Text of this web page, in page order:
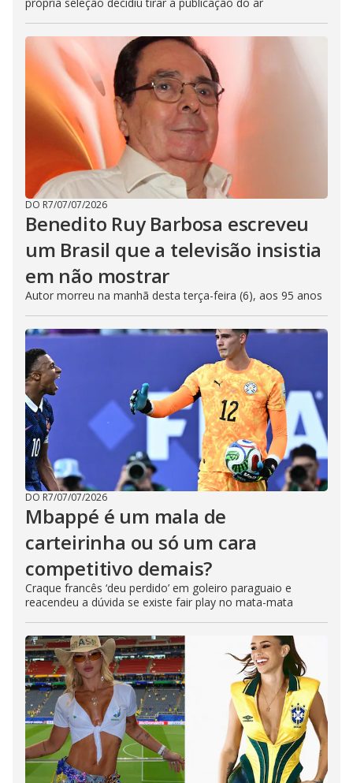
DO R7/07/07/2026
Benedito Ruy Barbosa escreveu
um Brasil que a televisão insistia
em não mostrar
Autor morreu na manhã desta terça-feira (6), aos 95 anos
DO R7/07/07/2026
Mbappé é um mala de
carteirinha ou só um cara
competitivo demais?
Craque francês ‘deu perdido’ em goleiro paraguaio e
reacendeu a dúvida se existe fair play no mata-mata